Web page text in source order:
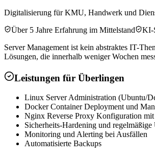
Digitalisierung für KMU, Handwerk und
Über 5 Jahre Erfahrung im Mittelstand
KI-
Server Management ist kein abstraktes IT-
Lösungen, die innerhalb weniger Wochen
Leistungen für Überlingen
Linux Server Administration (Ubuntu/
Docker Container Deployment und
Nginx Reverse Proxy Konfiguration
Sicherheits-Hardening und regelmäßige
Monitoring und Alerting bei Ausfällen
Automatisierte Backups